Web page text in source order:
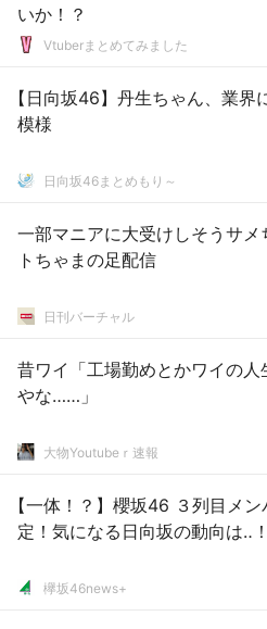
いか！？
Vtuberまとめてみました
【日向坂46】丹生ちゃん、業界
模様
日向坂46まとめもり～
一部マニアに大受けしそうサメ
トちゃまの足配信
日刊バーチャル
昔ワイ「工場勤めとかワイの人
やな……」
大物Youtubeｒ速報
【一体！？】櫻坂46 ３列目メ
定！気になる日向坂の動向は‥
欅坂46news+